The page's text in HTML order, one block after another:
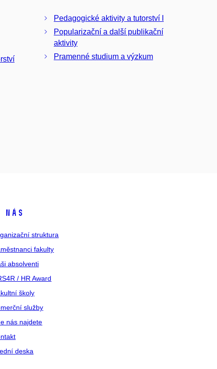
Pedagogické aktivity a tutorství I
Popularizační a další publikační
aktivity
Pramenné studium a výzkum
nás
struktura
fakulty
absolventi
/ HR Award
školy
služby
nás najdete
deska